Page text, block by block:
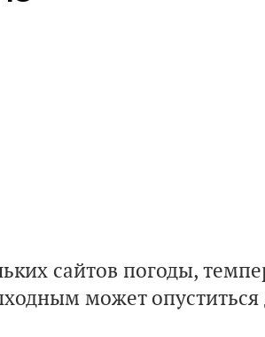
сайтов погоды,
может опуститься